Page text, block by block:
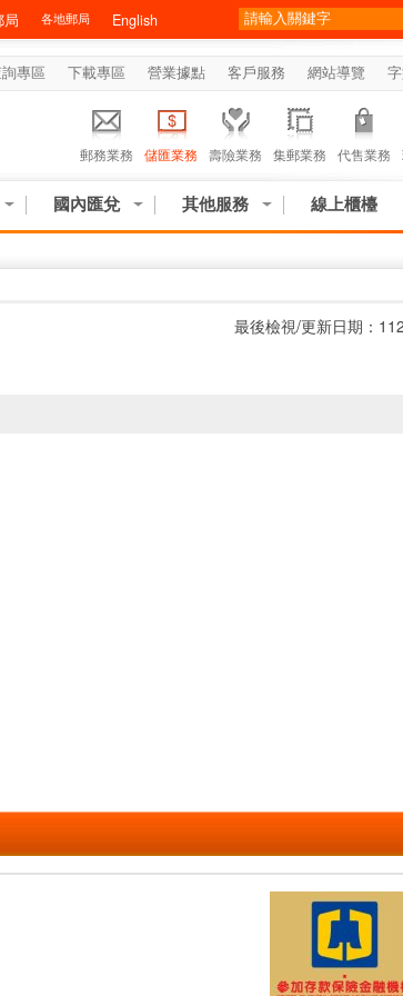
局 各地郵局 English
專區 下載專區 營業據點 客戶服務 網站導覽
郵務業務 儲匯業務 壽險業務 集郵業務 代售業務
國內匯兌 其他服務 線上櫃檯
最後檢視/更新日期：